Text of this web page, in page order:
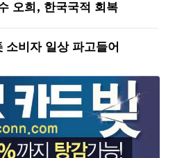
오희, 한국국적 회복
소비자 일상 파고들어